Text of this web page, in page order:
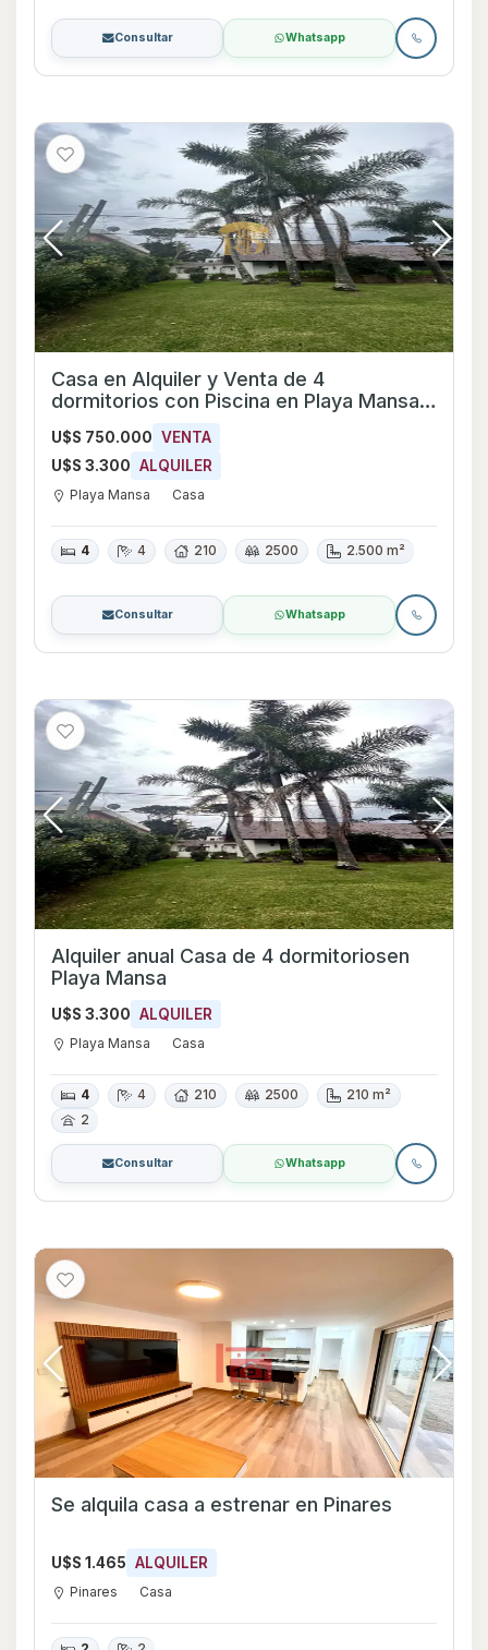
Consultar Whatsapp
Casa en Alquiler y Venta de 4
dormitorios con Piscina en Playa Mansa,
Maldonado
U$S 750.000 VENTA
U$S 3.300 ALQUILER
Playa Mansa Casa
4 4 210 2500 2.500 m²
Consultar Whatsapp
Alquiler anual Casa de 4 dormitoriosen
Playa Mansa
U$S 3.300 ALQUILER
Playa Mansa Casa
4 4 210 2500
210 m²
2
Consultar Whatsapp
Se alquila casa a estrenar en Pinares
U$S 1.465 ALQUILER
Pinares Casa